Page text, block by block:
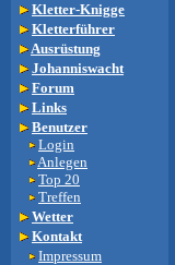
Kletter-Knigge
Kletterführer
Ausrüstung
Johanniswacht
Forum
Links
Benutzer
Login
Anlegen
Top 20
Treffen
Wetter
Kontakt
Impressum